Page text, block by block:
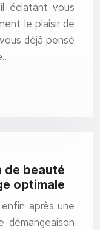
éclatant vous
le plaisir de
déjà pensé
de beauté
optimale
après une
démangeaison